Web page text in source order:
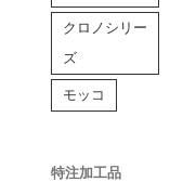
クロノシリー
ズ
モッコ
特注加工品